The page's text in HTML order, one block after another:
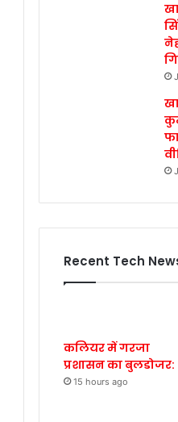
Recent Tech
कलियर में गरजा
प्रशासन का बुलडोजर:
15 hours ago